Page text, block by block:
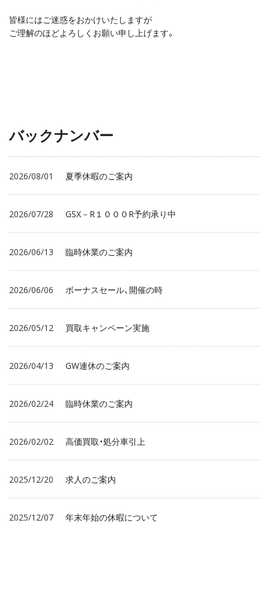
皆様にはご迷惑をおかけいたしますが
ご理解のほどよろしくお願い申し上げます。
バックナンバー
2026/08/01 夏季休暇のご案内
2026/07/28 GSX－R１０００R予約承り中
2026/06/13 臨時休業のご案内
2026/06/06 ボーナスセール、開催の時
2026/05/12 買取キャンペーン実施
2026/04/13 GW連休のご案内
2026/02/24 臨時休業のご案内
2026/02/02 高価買取・処分車引上
2025/12/20 求人のご案内
2025/12/07 年末年始の休暇について